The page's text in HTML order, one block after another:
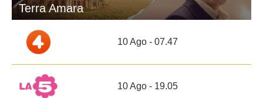
Terra Amara
10 Ago - 07.47
10 Ago - 19.05